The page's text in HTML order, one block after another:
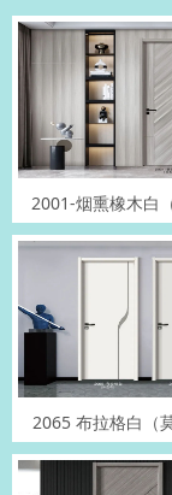
2001-烟熏橡木白
2065 布拉格白（